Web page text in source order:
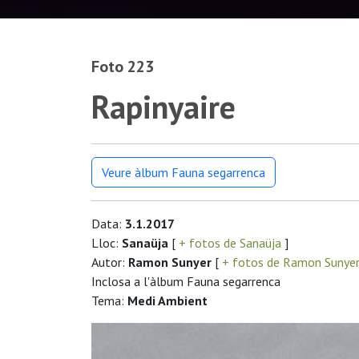
Foto 223
Rapinyaire
Veure àlbum Fauna segarrenca
Data: 3.1.2017
Lloc: Sanaüja [ + fotos de Sanaüja ]
Autor: Ramon Sunyer [ + fotos de Ramon
Inclosa a l'àlbum Fauna segarrenca
Tema: Medi Ambient